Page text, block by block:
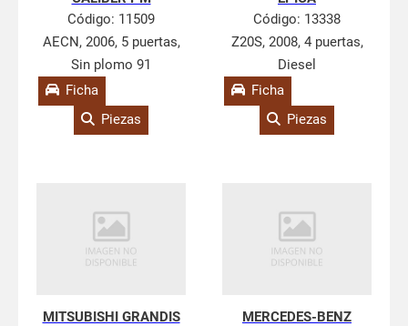
Código: 11509
AECN, 2006, 5 puertas,
Sin plomo 91
Ficha
Piezas
Código: 13338
Z20S, 2008, 4 puertas,
Diesel
Ficha
Piezas
MITSUBISHI GRANDIS
MERCEDES-BENZ